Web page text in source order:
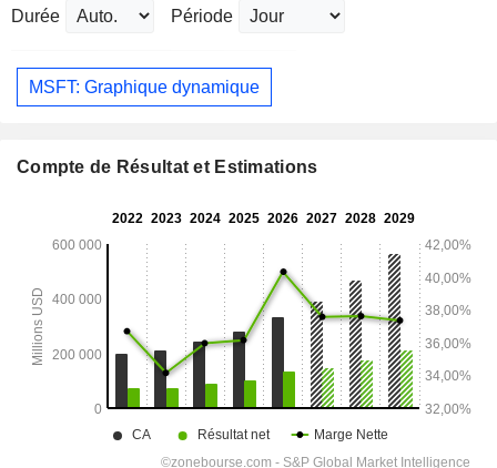
Durée Période
MSFT: Graphique dynamique
Compte de Résultat et Estimations